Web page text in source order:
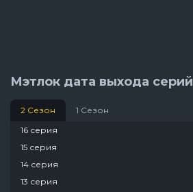
Мэтлок дата выхода серий
2 Сезон
1 Сезон
16 серия
15 серия
14 серия
13 серия